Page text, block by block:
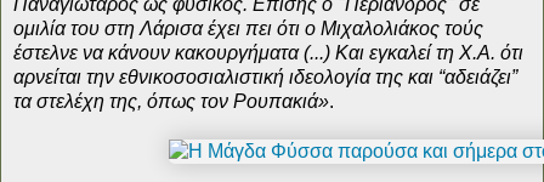
Παναγιώταρος ως φυσικός. Επίσης ο "Περίανδρος" σε
ομιλία του στη Λάρισα έχει πει ότι ο Μιχαλολιάκος τούς
έστελνε να κάνουν κακουργήματα (...) Και εγκαλεί τη Χ.Α. ότι
αρνείται την εθνικοσοσιαλιστική ιδεολογία της και “αδειάζει”
τα στελέχη της, όπως τον Ρουπακιά».